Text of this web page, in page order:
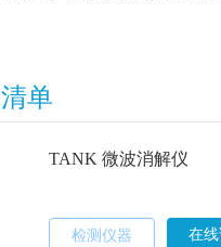
单
TANK 微波消解仪
检测仪器 在